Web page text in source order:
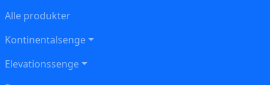
Alle produkter
Kontinentalsenge
Elevationssenge